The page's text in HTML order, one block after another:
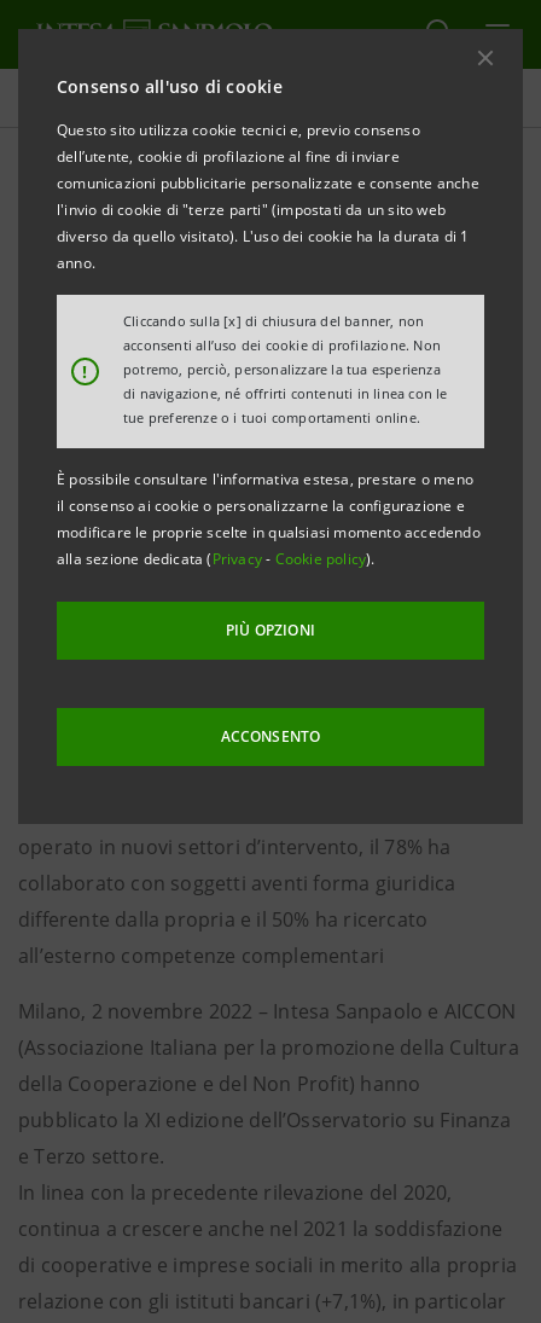
Consenso all'uso di cookie
Questo sito utilizza cookie tecnici e, previo consenso
dell’utente, cookie di profilazione al fine di inviare
comunicazioni pubblicitarie personalizzate e consente anche
l'invio di cookie di "terze parti" (impostati da un sito web
diverso da quello visitato). L'uso dei cookie ha la durata di 1
anno.
!
Cliccando sulla [x] di chiusura del banner, non
acconsenti all’uso dei cookie di profilazione. Non
potremo, perciò, personalizzare la tua esperienza
di navigazione, né offrirti contenuti in linea con le
tue preferenze o i tuoi comportamenti online.
È possibile consultare l'informativa estesa, prestare o meno
il consenso ai cookie o personalizzarne la configurazione e
modificare le proprie scelte in qualsiasi momento accedendo
alla sezione dedicata (Privacy- Cookie policy).
PIÙ OPZIONI
ACCONSENTO
Comunicati stampa
STAMPA AGGIORNA
NOTA PER LA STAMPA
INTESA SANPAOLO E AICCON PRESENTANO LA XI
• Aumenta la soddisfazione delle cooperative e
imprese sociali per la relazione con gli istituti di
credito (87,4% del campione; +7,1% sul 2020), grazie
alla presenza di aree strategiche dedicate al Terzo
Settore e personale specializzato
prevede di coprire i fabbisogni finanziari futuri
ricorrendo al credito bancario (+4% sul 2020) per
investimenti in capitale umano (30,4%) e tecnologia
• Nei primi mesi del 2022 emerge che le imprese
operato in nuovi settori d’intervento, il 78% ha
collaborato con soggetti aventi forma giuridica
differente dalla propria e il 50% ha ricercato
all’esterno competenze complementari
Milano, 2 novembre 2022 – Intesa Sanpaolo e AICCON
(Associazione Italiana per la promozione della Cultura
della Cooperazione e del Non Profit) hanno
pubblicato la XI edizione dell’Osservatorio su Finanza
e Terzo settore.
In linea con la precedente rilevazione del 2020,
continua a crescere anche nel 2021 la soddisfazione
di cooperative e imprese sociali in merito alla propria
relazione con gli istituti bancari (+7,1%), in particolar